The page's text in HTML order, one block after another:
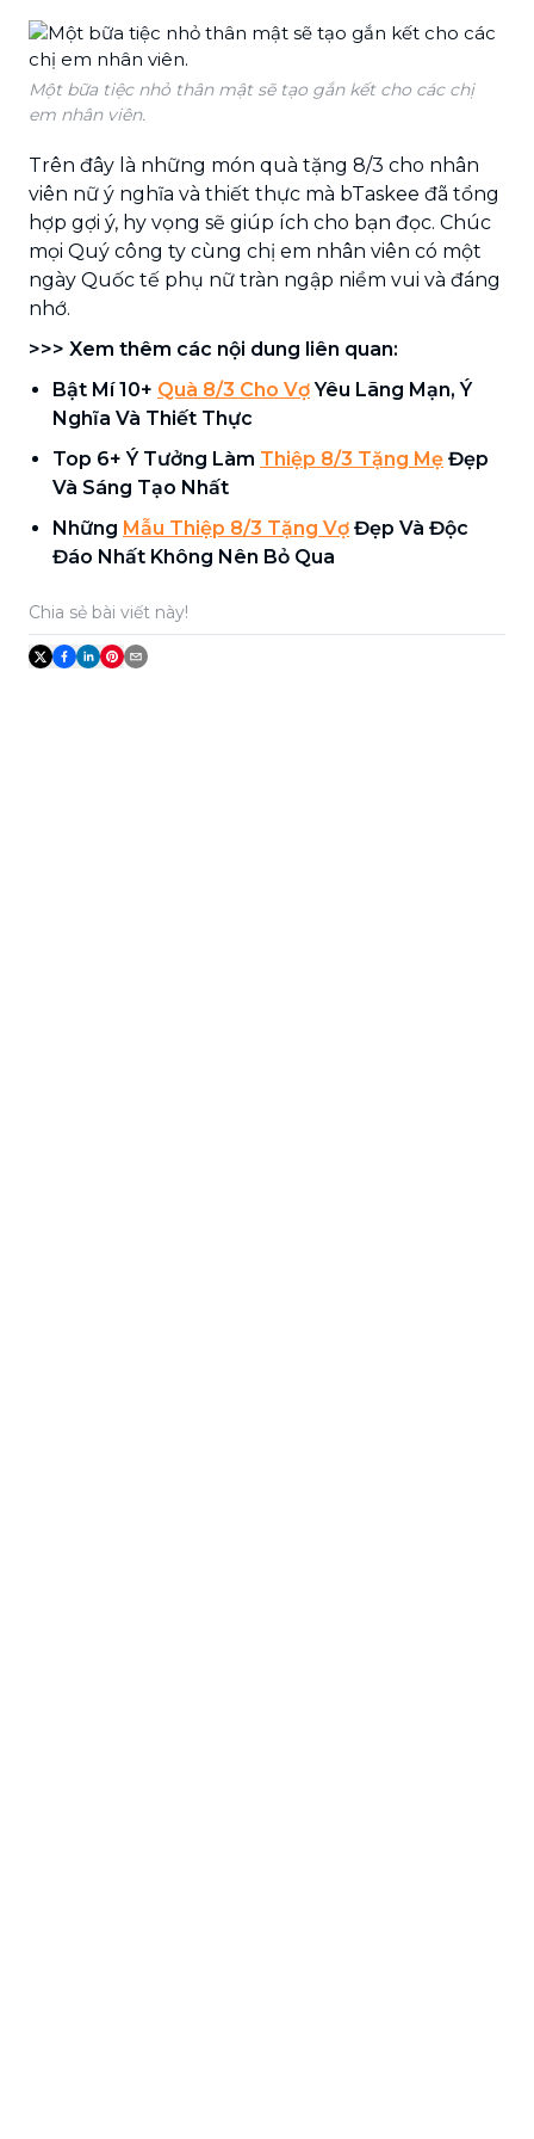
Một bữa tiệc nhỏ thân mật sẽ tạo gắn kết cho các chị
em nhân viên.
Trên đây là những món quà tặng 8/3 cho nhân
viên nữ ý nghĩa và thiết thực mà bTaskee đã tổng
hợp gợi ý, hy vọng sẽ giúp ích cho bạn đọc. Chúc
mọi Quý công ty cùng chị em nhân viên có một
ngày Quốc tế phụ nữ tràn ngập niềm vui và đáng
nhớ.
>>> Xem thêm các nội dung liên quan:
Bật Mí 10+ Quà 8/3 Cho VợYêu Lãng Mạn, Ý
Nghĩa Và Thiết Thực
Top 6+ Ý Tưởng Làm Thiệp 8/3 Tặng Mẹ Đẹp
Và Sáng Tạo Nhất
Những Mẫu Thiệp 8/3 Tặng Vợ Đẹp Và Độc
Đáo Nhất Không Nên Bỏ Qua
Chia sẻ bài viết này!